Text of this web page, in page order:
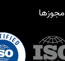
مجوزها